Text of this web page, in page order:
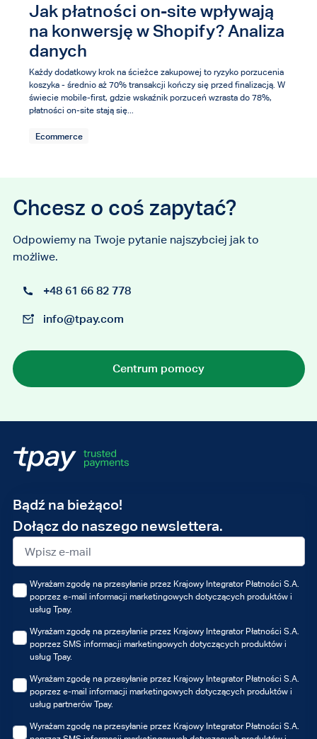
Jak płatności on-site wpływają
na konwersję w Shopify? Analiza
danych
Każdy dodatkowy krok na ścieżce zakupowej to ryzyko porzucenia
koszyka - średnio aż 70% transakcji kończy się przed finalizacją. W
świecie mobile-first, gdzie wskaźnik porzuceń wzrasta do 78%,
płatności on-site stają się...
Ecommerce
Chcesz o coś zapytać?
Odpowiemy na Twoje pytanie najszybciej jak to
możliwe.
+48 61 66 82 778
info@tpay.com
Centrum pomocy
Bądź na bieżąco!
Dołącz do naszego newslettera.
Adres
e-
mail
Wyrażam zgodę na przesyłanie przez Krajowy Integrator Płatności S.A.
poprzez e-mail informacji marketingowych dotyczących produktów i
usług Tpay.
Wyrażam zgodę na przesyłanie przez Krajowy Integrator Płatności S.A.
poprzez SMS informacji marketingowych dotyczących produktów i
usług Tpay.
Wyrażam zgodę na przesyłanie przez Krajowy Integrator Płatności S.A.
poprzez e-mail informacji marketingowych dotyczących produktów i
usług partnerów Tpay.
Wyrażam zgodę na przesyłanie przez Krajowy Integrator Płatności S.A.